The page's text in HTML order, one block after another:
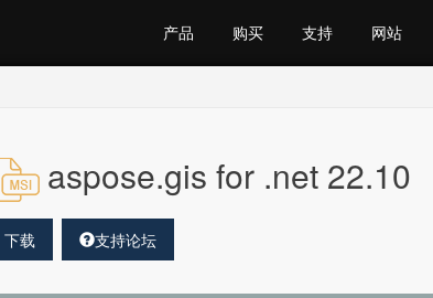
产品 购买 支持 网站
aspose.gis for .net 22.10
下载 支持论坛